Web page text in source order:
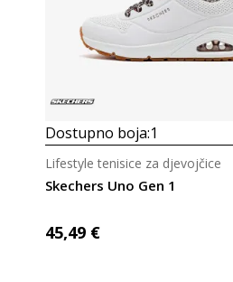
Dostupno boja:1
Skechers Uno Gen 1
Lifestyle tenisice za djevojčice
45,49 €